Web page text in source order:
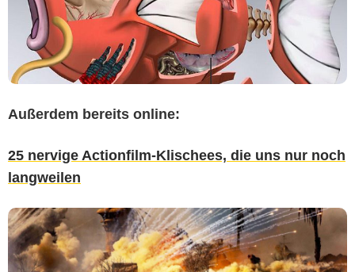
Außerdem bereits online:
25 nervige Actionfilm-Klischees, die uns nur noch
langweilen